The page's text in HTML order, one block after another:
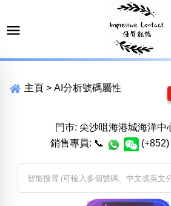
主頁 > AI分析號碼屬性
門巿: 尖沙咀海港城海洋中
銷售專員: 📞